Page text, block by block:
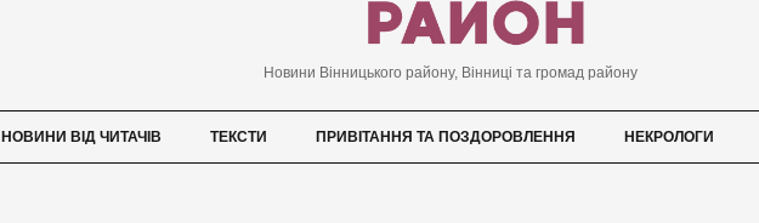
Новини Вінницького району, Вінниці та громад району
НОВИНИ ВІД ЧИТАЧІВ ТЕКСТИ ПРИВІТАННЯ ТА ПОЗДОРОВЛЕННЯ НЕКРОЛОГИ